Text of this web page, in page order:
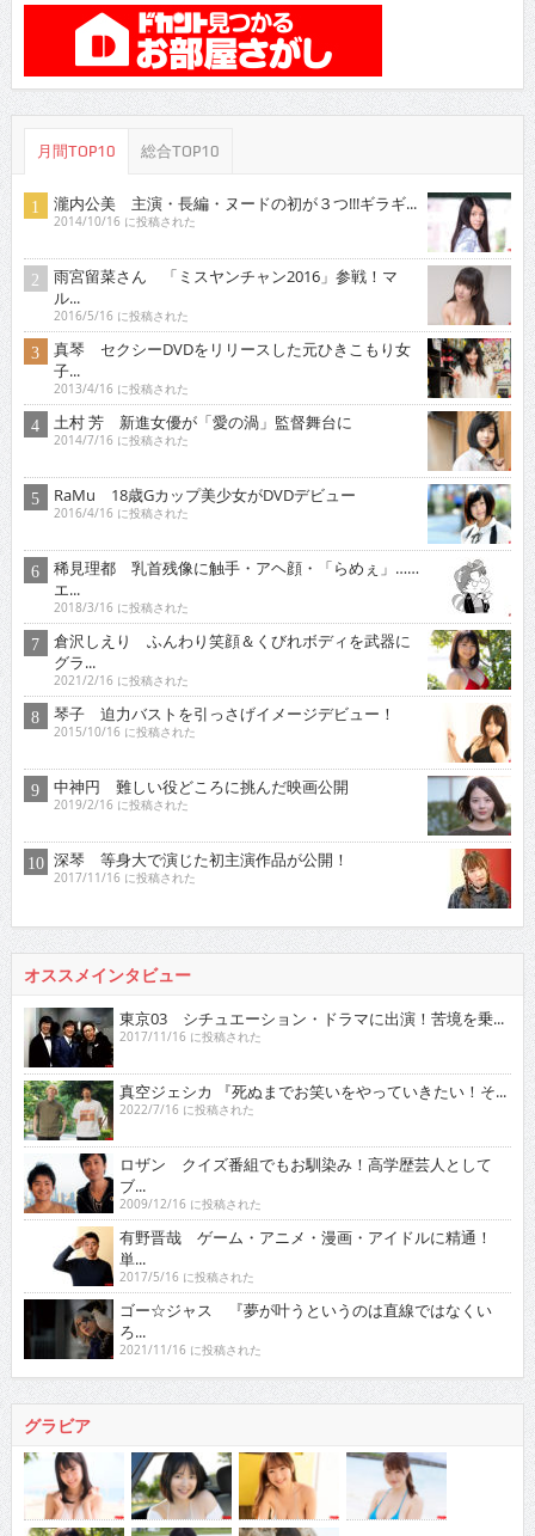
月間TOP10 総合TOP10
瀧内公美 主演・長編・ヌードの初が３つ!!!ギラギ...
2014/10/16 に投稿された
雨宮留菜さん 「ミスヤンチャン2016」参戦！マ
ル...
2016/5/16 に投稿された
真琴 セクシーDVDをリリースした元ひきこもり女
子...
2013/4/16 に投稿された
土村 芳 新進女優が「愛の渦」監督舞台に
2014/7/16 に投稿された
RaMu 18歳Gカップ美少女がDVDデビュー
2016/4/16 に投稿された
稀見理都 乳首残像に触手・アヘ顔・「らめぇ」……
エ...
2018/3/16 に投稿された
倉沢しえり ふんわり笑顔＆くびれボディを武器に
グラ...
2021/2/16 に投稿された
琴子 迫力バストを引っさげイメージデビュー！
2015/10/16 に投稿された
中神円 難しい役どころに挑んだ映画公開
2019/2/16 に投稿された
深琴 等身大で演じた初主演作品が公開！
2017/11/16 に投稿された
オススメインタビュー
東京03 シチュエーション・ドラマに出演！苦境を乗...
2017/11/16 に投稿された
真空ジェシカ 『死ぬまでお笑いをやっていきたい！そ...
2022/7/16 に投稿された
ロザン クイズ番組でもお馴染み！高学歴芸人として
ブ...
2009/12/16 に投稿された
有野晋哉 ゲーム・アニメ・漫画・アイドルに精通！
単...
2017/5/16 に投稿された
ゴー☆ジャス 『夢が叶うというのは直線ではなくい
ろ...
2021/11/16 に投稿された
グラビア